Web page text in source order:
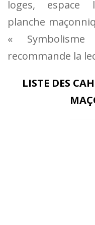
loges, espace
planche
«
recommande la
LISTE DES